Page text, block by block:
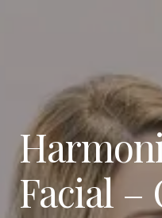
Facial –